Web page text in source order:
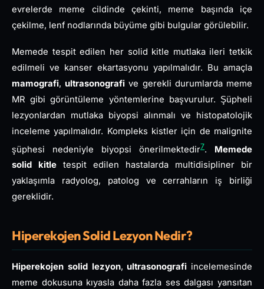
evrelerde meme cildinde çekinti, meme başında içe
çekilme, lenf nodlarında büyüme gibi bulgular görülebilir.
Memede tespit edilen her solid kitle mutlaka ileri tetkik
edilmeli ve kanser ekartasyonu yapılmalıdır. Bu amaçla
mamografi, ultrasonografi ve gerekli durumlarda meme
MR gibi görüntüleme yöntemlerine başvurulur. Şüpheli
lezyonlardan mutlaka biyopsi alınmalı ve histopatolojik
inceleme yapılmalıdır. Kompleks kistler için de malignite
şüphesi nedeniyle biyopsi önerilmektedir7. Memede
solid kitle tespit edilen hastalarda multidisipliner bir
yaklaşımla radyolog, patolog ve cerrahların iş birliği
gereklidir.
Hiperekojen Solid Lezyon Nedir?
Hiperekojen solid lezyon, ultrasonografi incelemesinde
meme dokusuna kıyasla daha fazla ses dalgası yansıtan